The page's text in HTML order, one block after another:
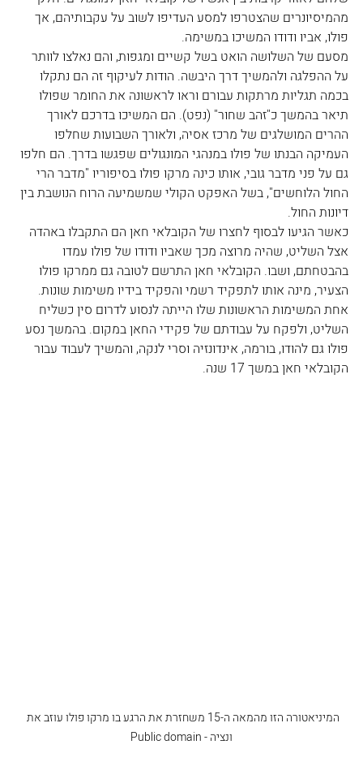
מהמיסיונרים שהצטרפו למסע העדיפו לשוב על עקבותיהם, אך
פולו, אביו ודודו המשיכו במשימה.
מסעם של השלושה הואט בשל קשיים ומגפות, והם נאלצו לוותר
על ההפלגה ולהמשיך דרך היבשה. הודות לעיקוף זה הם נתקלו
בכמה תגליות מרתקות עבורם וראו לראשונה את החומר שפולו
תיאר בהמשך כ"זהב שחור" (נפט). הם המשיכו בדרכם לאורך
ההרים המושלגים של מרכז אסיה, ולאורך השבועות שחלפו
העמיקה הבנתו של פולו במנהגי המונגולים שפגשו בדרך. הם חלפו
גם על פני מדבר גובי, אותו כינה מרקו פולו בסיפוריו "מדבר הרי
החול הלוחשים", בשל האפקט הקולי שמשמיעה הרוח הנושבת בין
דיונות החול.
כאשר הגיעו לבסוף לחצרו של הקובלאי חאן הם התקבלו באהדה
אצל השליט, שהיה מרוצה מכך שאביו ודודו של פולו עמדו
בהבטחתם, ושבו. הקובלאי חאן התרשם לטובה גם ממרקו פולו
הצעיר, מינה אותו לתפקיד רשמי והפקיד בידיו משימות שונות.
אחת המשימות הראשונות שלו הייתה לנסוע לדרום סין כשליח
השליט, ולפקח על עבודתם של פקידי החאן במקום. בהמשך נסע
פולו גם להודו, בורמה, אינדונזיה וסרי לנקה, והמשיך לעבוד עבור
הקובלאי חאן במשך 17 שנה.
המיניאטורה הזו מהמאה ה-15 משחזרת את הרגע בו מרקו פולו עוזב את
ונציה - Public domain